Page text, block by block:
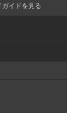
イドを見る